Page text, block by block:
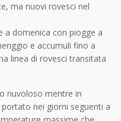
ma nuovi rovesci nel
a domenica con piogge a
e accumuli fino a
linea di rovesci transitata
nuvoloso mentre in
nei giorni seguenti a